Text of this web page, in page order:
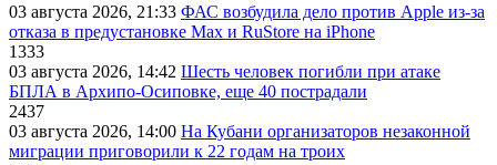
03 августа 2026, 21:33 ФАС возбудила дело против Apple из-за
отказа в предустановке Max и RuStore на iPhone
1333
03 августа 2026, 14:42 Шесть человек погибли при атаке
БПЛА в Архипо-Осиповке, еще 40 пострадали
2437
03 августа 2026, 14:00 На Кубани организаторов незаконной
миграции приговорили к 22 годам на троих